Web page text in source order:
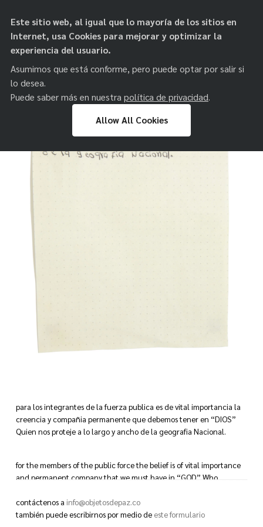
paz
para los integrantes de la fuerza publica es de vital importancia la
creencia y compañia permanente que debemos tener en “DIOS”
Quien nos proteje a lo largo y ancho de la geografia Nacional.
for the members of the public force the belief is of vital importance
and permanent company that we must have in “GOD” Who
contáctenos a info@objetosdepaz.co
también puede escribirnos por medio de este formulario
Este sitio web, al igual que lo mayoría de los sitios en
Internet, usa Cookies para mejorar y optimizar la
experiencia del usuario.
Asumimos que está conforme, pero puede optar por salir si
lo desea.
Puede saber más en nuestra política de privacidad.
Allow All Cookies